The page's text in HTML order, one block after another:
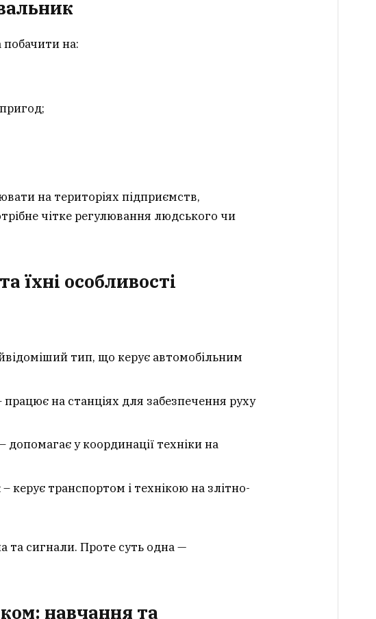
на:
на територіях підприємств,
чітке регулювання людського чи
їхні особливості
тип, що керує автомобільним
працює на станціях для забезпечення руху
– допомагає у координації техніки на
– керує транспортом і технікою на злітно-
та сигнали. Проте суть одна —
навчання та